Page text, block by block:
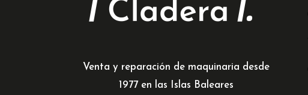
Venta y reparación de maquinaria desde
1977 en las Islas Baleares